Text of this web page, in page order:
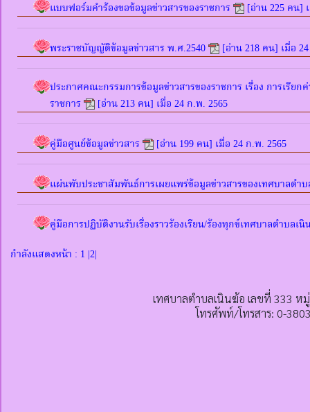
แบบฟอร์มคำร้องขอข้อมูลข่าวสารของราชการ [อ่าน 225 คน]
พระราชบัญญัติข้อมูลข่าวสาร พ.ศ.2540 [อ่าน 218 คน] เมื่อ
ประกาศคณะกรรมการข้อมูลข่าวสารของราชการ เรื่อง การเรีย
ราชการ
[อ่าน 213 คน] เมื่อ 24 ก.พ. 2565
คู่มือศูนย์ข้อมูลข่าวสาร [อ่าน 199 คน] เมื่อ 24 ก.พ. 2565
แผ่นพับประชาสัมพันธ์การเผยแพร่ข้อมูลข่าวสารของเทศบาลตำ
คู่มือการปฏิบัติงานรับเรื่องราวร้องเรียน/ร้องทุกข์เทศบาลตำบลเนิ
กำลังแสดงหน้า : 1 |2|
เทศบาลตำบลเนินฆ้อ เลขที่ 333 ห
โทรศัพท์/โทรสาร: 0-